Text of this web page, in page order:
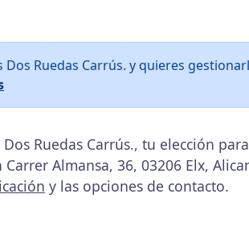
Ruedas Carrús. y quieres
Ruedas Carrús., tu elección
Carrer Almansa, 36, 03206 Elx,
y las opciones de contacto.